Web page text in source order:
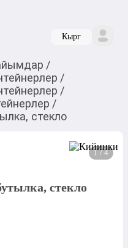
Кырг
/
/
/
/
стекло
1 / 4
стекло